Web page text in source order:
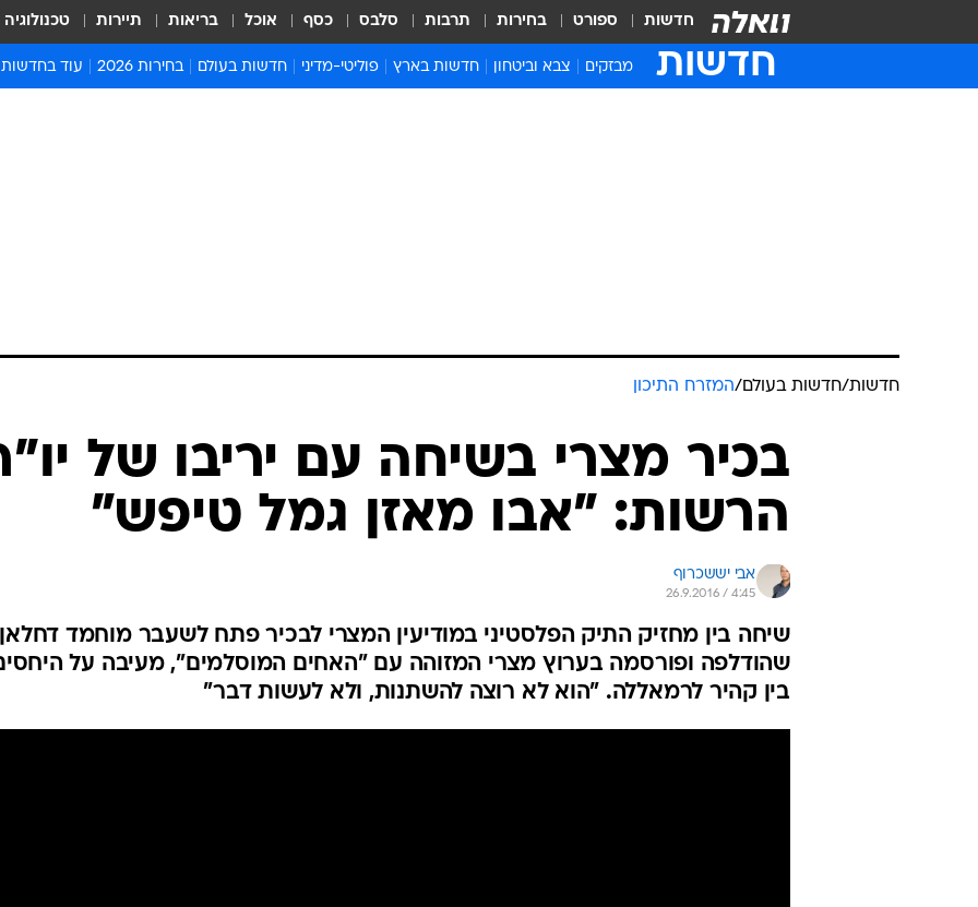
חדשות ספורט בחירות תרבות סלבס כסף אוכל בריאות תיירות טכנולוגיה
חדשות מבזקים צבא וביטחון חדשות בארץ פוליטי-מדיני חדשות בעולם בחירות 2026 עוד בחדשות
חדשות
חדשות/חדשות בעולם/המזרח התיכון
בכיר מצרי בשיחה עם יריבו של
הרשות: "אבו מאזן גמל טיפש"
אבי יששכרוף
26.9.2016 / 4:45
שיחה בין מחזיק התיק הפלסטיני במודיעין המצרי לבכיר פתח לשעבר מוחמד
שהודלפה ופורסמה בערוץ מצרי המזוהה עם "האחים המוסלמים", מעיבה על
בין קהיר לרמאללה. "הוא לא רוצה להשתנות, ולא לעשות דבר"